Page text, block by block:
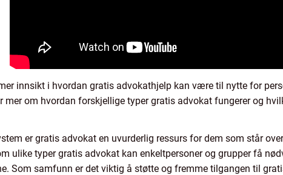
innsikt i hvordan gratis advokathjelp kan være til nytte for
mer om hvordan forskjellige typer gratis advokat fungerer og
er gratis advokat en uvurderlig ressurs for dem som står
ulike typer gratis advokat kan enkeltpersoner og grupper få
Som samfunn er det viktig å støtte og fremme tilgangen til